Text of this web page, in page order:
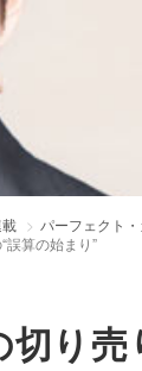
パーフェクト
誤算の始まり”
り